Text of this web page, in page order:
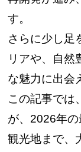
す。
さらに少し足
リアや、自然
な魅力に出会
この記事では
が、2026年
観光地まで、